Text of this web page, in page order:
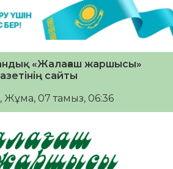
«Жалағаш жаршысы»
сайты
, Жұма, 07 тамыз, 06:36